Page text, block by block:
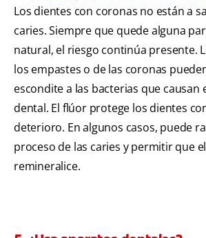
Los dientes con coronas no están a
caries. Siempre que quede alguna
natural, el riesgo continúa presente.
los empastes o de las coronas
escondite a las bacterias que causan
dental. El flúor protege los dientes
deterioro. En algunos casos, puede
proceso de las caries y permitir que
remineralice.